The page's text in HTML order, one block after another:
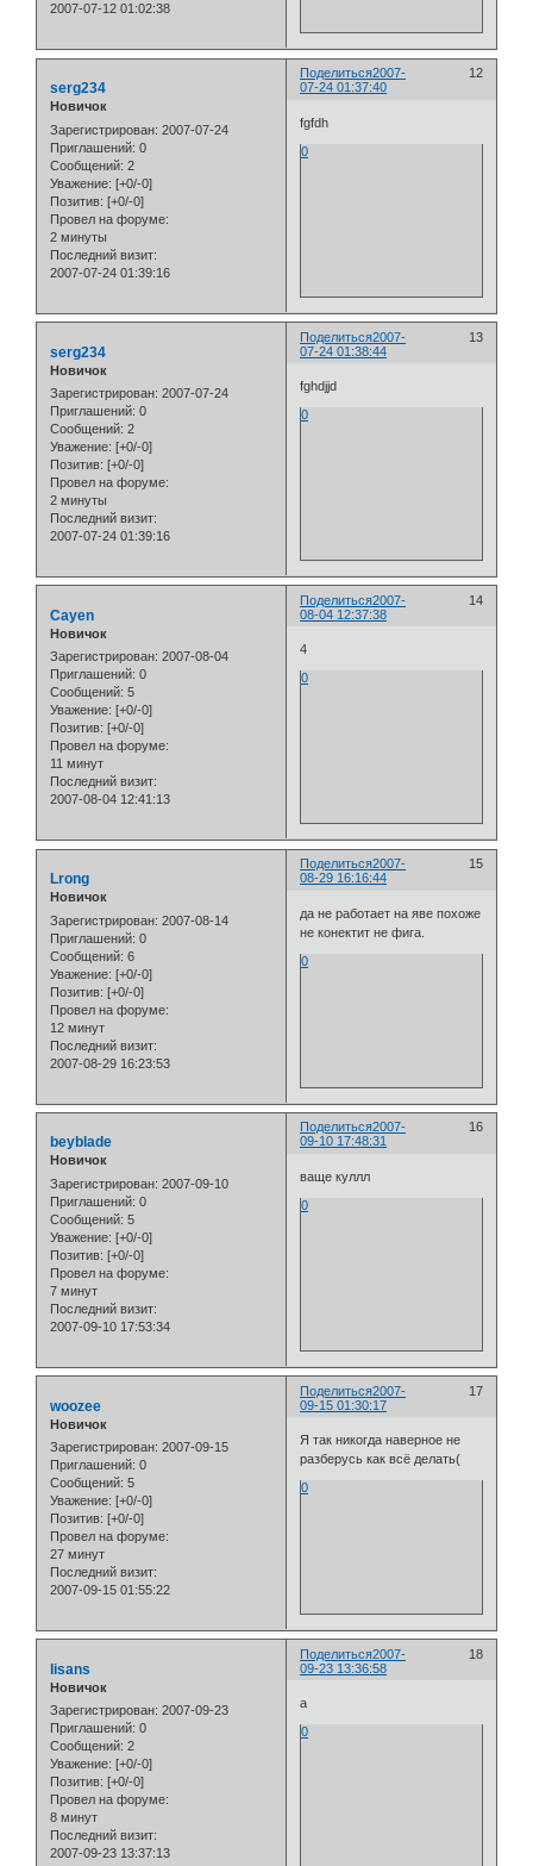
2007-07-12 01:02:38
Поделиться 12
2007-
07-24 01:37:40
serg234
Новичок
Зарегистрирован: 2007-07-24
Приглашений: 0
Сообщений: 2
Уважение: [+0/-0]
Позитив: [+0/-0]
Провел на форуме:
2 минуты
Последний визит:
2007-07-24 01:39:16
fgfdh
0
Поделиться 13
2007-
07-24 01:38:44
serg234
Новичок
Зарегистрирован: 2007-07-24
Приглашений: 0
Сообщений: 2
Уважение: [+0/-0]
Позитив: [+0/-0]
Провел на форуме:
2 минуты
Последний визит:
2007-07-24 01:39:16
fghdjjd
0
Поделиться 14
2007-
08-04 12:37:38
Cayen
Новичок
Зарегистрирован: 2007-08-04
Приглашений: 0
Сообщений: 5
Уважение: [+0/-0]
Позитив: [+0/-0]
Провел на форуме:
11 минут
Последний визит:
2007-08-04 12:41:13
4
0
Поделиться 15
2007-
08-29 16:16:44
Lrong
Новичок
Зарегистрирован: 2007-08-14
Приглашений: 0
Сообщений: 6
Уважение: [+0/-0]
Позитив: [+0/-0]
Провел на форуме:
12 минут
Последний визит:
2007-08-29 16:23:53
да не работает на яве похоже
не конектит не фига.
0
Поделиться 16
2007-
09-10 17:48:31
beyblade
Новичок
Зарегистрирован: 2007-09-10
Приглашений: 0
Сообщений: 5
Уважение: [+0/-0]
Позитив: [+0/-0]
Провел на форуме:
7 минут
Последний визит:
2007-09-10 17:53:34
ваще куллл
0
Поделиться 17
2007-
09-15 01:30:17
woozee
Новичок
Зарегистрирован: 2007-09-15
Приглашений: 0
Сообщений: 5
Уважение: [+0/-0]
Позитив: [+0/-0]
Провел на форуме:
27 минут
Последний визит:
2007-09-15 01:55:22
Я так никогда наверное не
разберусь как всё делать(
0
Поделиться 18
2007-
09-23 13:36:58
lisans
Новичок
Зарегистрирован: 2007-09-23
Приглашений: 0
Сообщений: 2
Уважение: [+0/-0]
Позитив: [+0/-0]
Провел на форуме:
8 минут
Последний визит:
2007-09-23 13:37:13
а
0